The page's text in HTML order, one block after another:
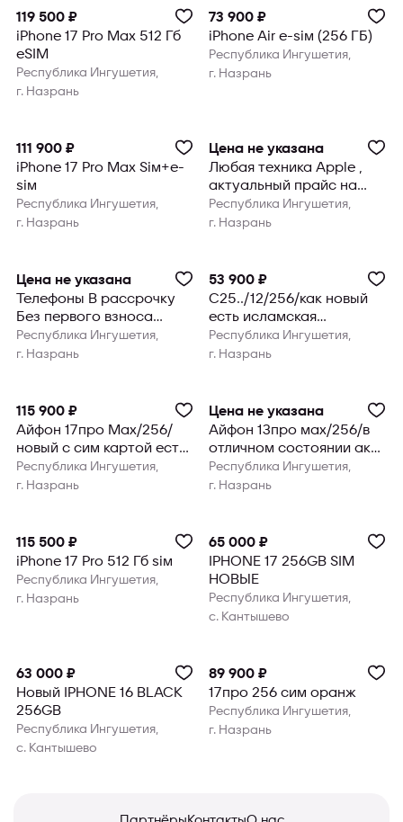
119 500 ₽
iPhone 17 Pro Max 512 Гб
eSIM
Республика Ингушетия,
г. Назрань
73 900 ₽
iPhone Air e-sim (256 ГБ)
Республика Ингушетия,
г. Назрань
111 900 ₽
iPhone 17 Pro Max Sim+e-
sim
Республика Ингушетия,
г. Назрань
Цена не указана
Любая техника Apple ,
актуальный прайс на
фото
Республика Ингушетия,
г. Назрань
Цена не указана
Телефоны В рассрочку
Без первого взноса
Синий Здание 3-ти Этаж
Магази
Республика Ингушетия,
г. Назрань
53 900 ₽
С25../12/256/как новый
есть исламская
рассрочка без первого
взноса
Республика Ингушетия,
г. Назрань
115 900 ₽
Айфон 17про Мах/256/
новый с сим картой есть
исламская рассрочка
без пе
Республика Ингушетия,
г. Назрань
Цена не указана
Айфон 13про мах/256/в
отличном состоянии акб
80% есть исламская
рассро
Республика Ингушетия,
г. Назрань
115 500 ₽
iPhone 17 Pro 512 Гб sim
Республика Ингушетия,
г. Назрань
65 000 ₽
IPHONE 17 256GB SIM
НОВЫЕ
Республика Ингушетия,
с. Кантышево
63 000 ₽
Новый IPHONE 16 BLACK
256GB
Республика Ингушетия,
с. Кантышево
89 900 ₽
17про 256 сим оранж
Республика Ингушетия,
г. Назрань